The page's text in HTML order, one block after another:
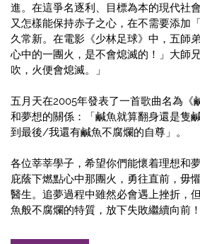
進。在這爭名逐利、目標為本的現代社
又怎樣能保持赤子之心，在不需要添加
久常新。在電影《少林足球》中，五師
心中的一團火，是不會熄滅的！」大師
吹，火便會熄滅。」
五月天在2005年發表了一首歌曲名為《
和夢想的關係：「鹹魚就算翻身還是隻
到最後/我還有鹹魚不腐爛的自尊」。
各位莘莘學子，希望你們能懷着理想和
庇蔭下燃點心中那團火，勇往直前，毋
醫生。追夢過程中雖然必會遇上挫折，
魚般不腐爛的特質，放下失敗繼續向前！